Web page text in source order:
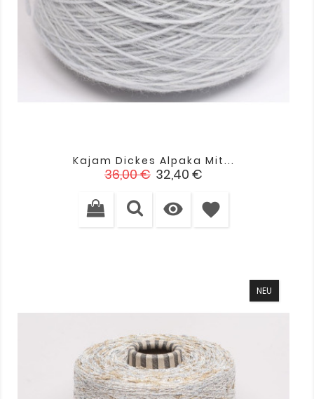
Kajam Dickes Alpaka Mit...
Verkaufspreis
36,00 € Preis
32,40 €
 favorite
NEU